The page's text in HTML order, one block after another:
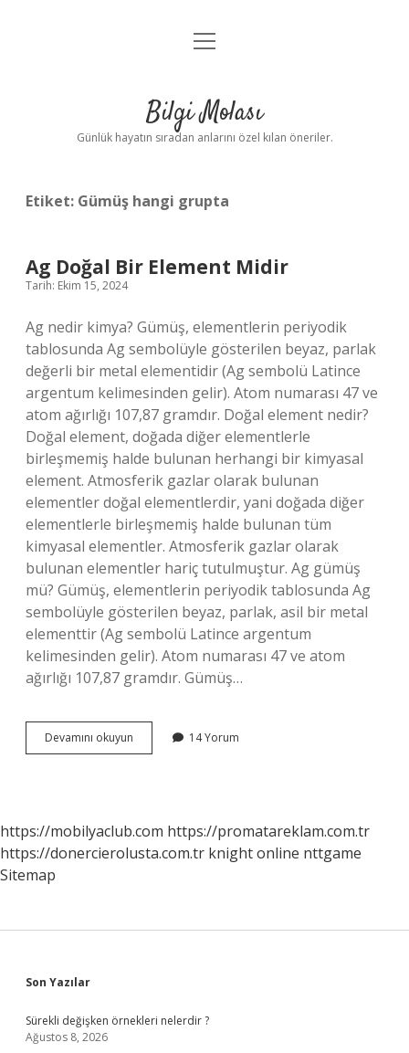
Anasayfa
Yasal Uyarı
menüyü
Bilgi Molası
Günlük hayatın sıradan anlarını özel kılan öneriler.
Etiket: Gümüş hangi grupta
Ag Doğal Bir Element Midir
Tarih: Ekim 15, 2024
Ag nedir kimya? Gümüş, elementlerin periyodik
tablosunda Ag sembolüyle gösterilen beyaz, parlak
değerli bir metal elementidir (Ag sembolü Latince
argentum kelimesinden gelir). Atom numarası 47 ve
atom ağırlığı 107,87 gramdır. Doğal element nedir?
Doğal element, doğada diğer elementlerle
birleşmemiş halde bulunan herhangi bir kimyasal
element. Atmosferik gazlar olarak bulunan
elementler doğal elementlerdir, yani doğada diğer
elementlerle birleşmemiş halde bulunan tüm
kimyasal elementler. Atmosferik gazlar olarak
bulunan elementler hariç tutulmuştur. Ag gümüş
mü? Gümüş, elementlerin periyodik tablosunda Ag
sembolüyle gösterilen beyaz, parlak, asil bir metal
elementtir (Ag sembolü Latince argentum
kelimesinden gelir). Atom numarası 47 ve atom
ağırlığı 107,87 gramdır. Gümüş…
Devamını okuyun
Doğal
14 Yorum
https://mobilyaclub.com https://promatareklam.com.tr
https://donercierolusta.com.tr knight online nttgame
Sitemap
Sidebar
Son Yazılar
Sürekli değişken örnekleri nelerdir ?
Ağustos 8, 2026